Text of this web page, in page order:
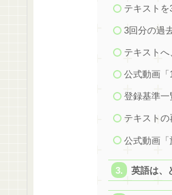
テキスト
3回分の過
テキスト
公式動画
登録基準一
テキスト
公式動画
英語は、